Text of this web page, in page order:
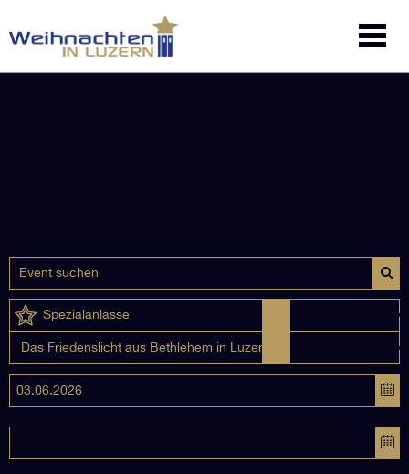
Spezialanlässe
Das Friedenslicht aus Bethlehem in Luzern